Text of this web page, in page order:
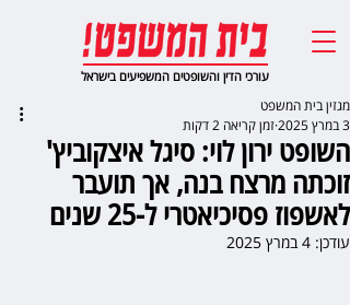
עורכי הדין והשופטים המשפיעים בישראל
השופט ירון לוי: סיגל איצקוביץ'
זוכתה מרצח בנה, אך תועבר
לאשפוז פסיכיאטרי ל-25 שנים
מגזין בית המשפט
3 במרץ 2025
זמן קריאה 2 דקות
עודכן: 4 במרץ 2025